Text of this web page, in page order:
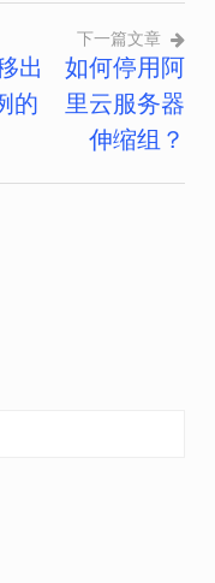
出
的
下一篇文章
如何停用阿
里云服务器
伸缩组？